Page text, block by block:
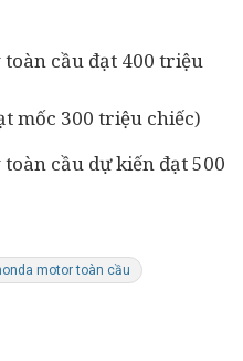
cầu đạt 400 triệu
mốc 300 triệu chiếc)
cầu dự kiến ​​đạt 500
motor toàn cầu